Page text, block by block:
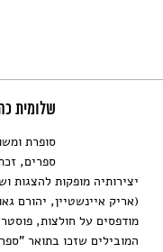
שלומית
יצירותיה מופקות להצגות
(אריק איינשטיין, יהורם
מודפסים על חולצות,
המובילים שזכו בתואר